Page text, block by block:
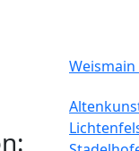
Weismain